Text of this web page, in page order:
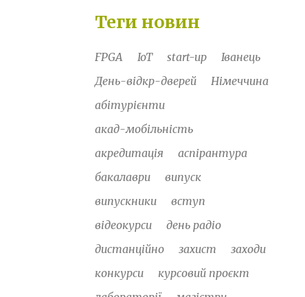
Теги новин
FPGA IoT start-up
Іванець
День-відкр-дверей
Німеччина
абітурієнти
акад-мобільність
акредитація
аспірантура
бакалаври
випуск
випускники
вступ
відеокурси
день радіо
дистанційно
захист
заходи
конкурси
курсовий проєкт